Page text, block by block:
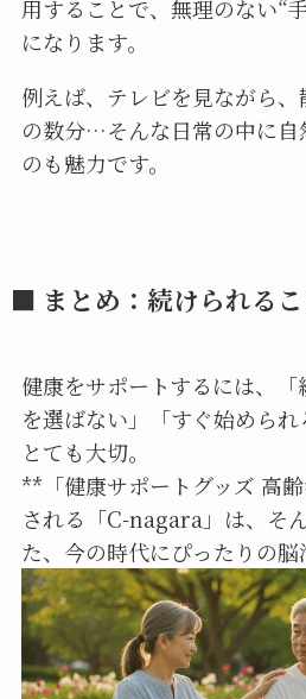
用することで、無理のない“
になります。
例えば、テレビを見ながら
の数分…そんな日常の中に自
のも魅力です。
■ まとめ：続けられる
健康をサポートするには、
を選ばない」「すぐ始めら
とても大切。
**「健康サポートグッズ 高
される「C-nagara」は、そ
た、今の時代にぴったりの脳